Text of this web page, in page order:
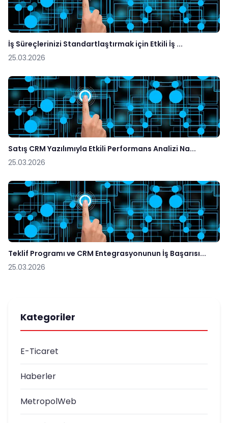
İş Süreçlerinizi Standartlaştırmak için Etkili İş ...
25.03.2026
Satış CRM Yazılımıyla Etkili Performans Analizi Na...
25.03.2026
Teklif Programı ve CRM Entegrasyonunun İş Başarısı...
25.03.2026
Kategoriler
E-Ticaret
Haberler
MetropolWeb